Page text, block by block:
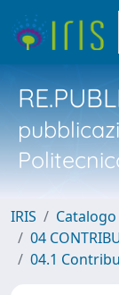
IRIS
04
04.1